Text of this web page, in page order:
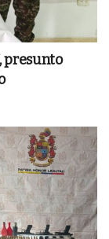
presunto